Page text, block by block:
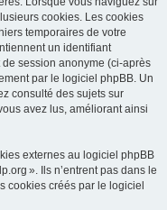
cookies. Les cookies
temporaires de votre
un identifiant
session anonyme (ci-après
par le logiciel phpBB. Un
consulté des sujets sur
avez lus, améliorant ainsi
externes au logiciel phpBB
». Ils n’entrent pas dans le
cookies créés par le logiciel